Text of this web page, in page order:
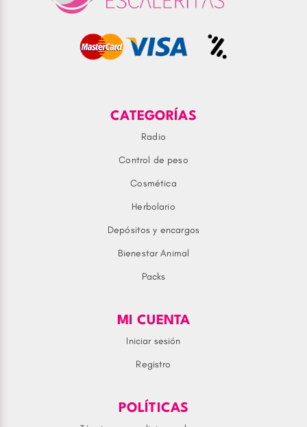
CATEGORÍAS
Radio
Control de peso
Cosmética
Herbolario
Depósitos y encargos
Bienestar Animal
Packs
MI CUENTA
Iniciar sesión
Registro
POLÍTICAS